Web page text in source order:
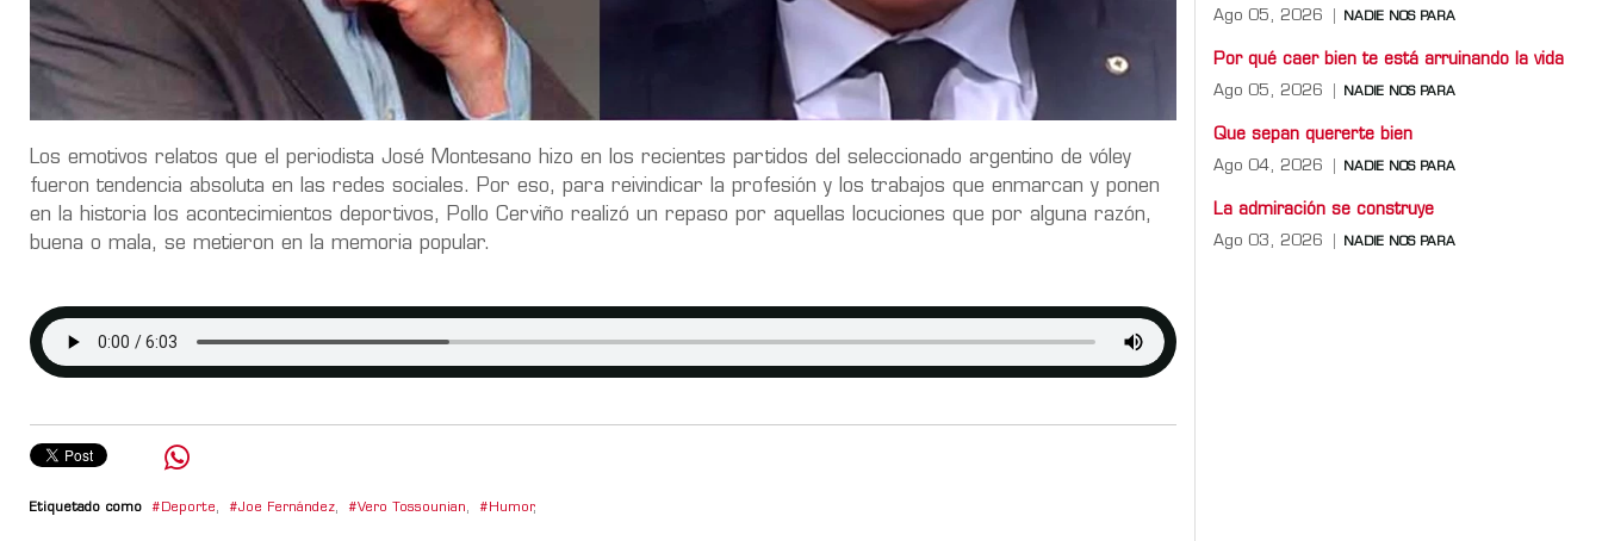
Los emotivos relatos que el periodista José Montesano hizo en los recientes partidos del seleccionado argentino de vóley
fueron tendencia absoluta en las redes sociales. Por eso, para reivindicar la profesión y los trabajos que enmarcan y ponen
en la historia los acontecimientos deportivos, Pollo Cerviño realizó un repaso por aquellas locuciones que por alguna razón,
buena o mala, se metieron en la memoria popular.
Etiquetado como Deporte, Joe Fernández, Vero Tossounian, Humor,
Ago 05, 2026 NADIE NOS PARA
Por qué caer bien te está arruinando la vida
Ago 05, 2026 NADIE NOS PARA
Que sepan quererte bien
Ago 04, 2026 NADIE NOS PARA
La admiración se construye
Ago 03, 2026 NADIE NOS PARA